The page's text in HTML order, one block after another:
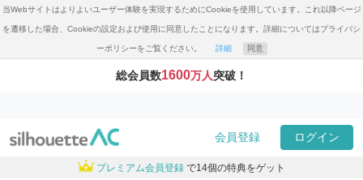
当Webサイトはよりよいユーザー体験を実現するためにCookieを使用しています。これ以降ページ
を遷移した場合、Cookieの設定および使用に同意したことになります。詳細についてはプライバシ
ーポリシーをご覧ください。 詳細 同意
総会員数1600万人突破！
会員登録 ログイン
プレミアム会員登録 で14個の特典をゲット